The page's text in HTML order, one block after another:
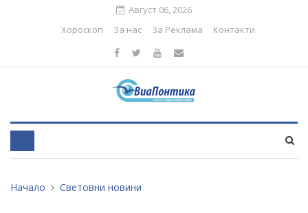
Август 06, 2026
Хороскоп
За нас За Реклама Контакти
Начало Световни новини